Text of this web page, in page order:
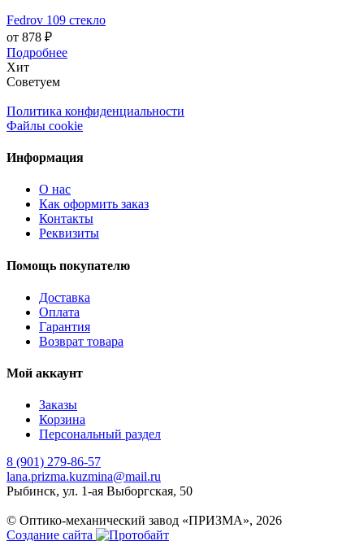
Fedrov 109 стекло
от 878 ₽
Подробнее
Хит
Советуем
Политика конфиденциальности
Файлы cookie
Информация
О нас
Как оформить заказ
Контакты
Реквизиты
Помощь покупателю
Доставка
Оплата
Гарантия
Возврат товара
Мой аккаунт
Заказы
Корзина
Персональный раздел
8 (901) 279-86-57
lana.prizma.kuzmina@mail.ru
Рыбинск, ул. 1-ая Выборгская, 50
© Оптико-механический завод «ПРИЗМА», 2026
Создание сайта